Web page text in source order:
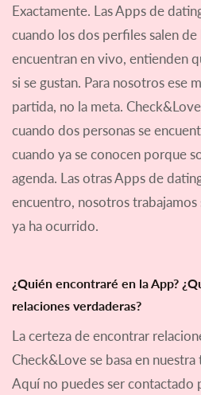
Exactamente. Las Apps de
cuando los dos perfiles salen de
encuentran en vivo, entienden
si se gustan. Para nosotros ese
partida, no la meta.
cuando dos personas se
cuando ya se conocen porque
agenda. Las otras Apps de
encuentro, nosotros
ya ha ocurrido.
¿Quién encontraré en la App?
relaciones verdaderas?
La certeza de encontrar
Check&Love se basa en
Aquí no puedes ser contactado